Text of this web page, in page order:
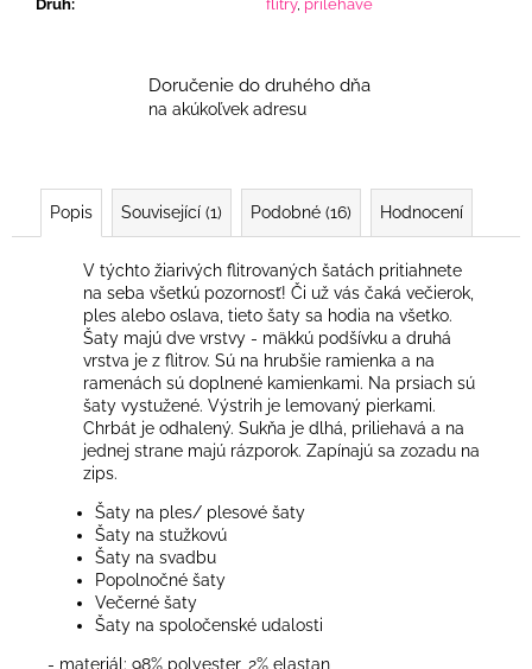
Druh: flitry, přiléhavé
Doručenie do druhého dňa
na akúkoľvek adresu
Popis Související (1) Podobné (16) Hodnocení
V týchto žiarivých flitrovaných šatách pritiahnete
na seba všetkú pozornosť! Či už vás čaká večierok,
ples alebo oslava, tieto šaty sa hodia na všetko.
Šaty majú dve vrstvy - mäkkú podšívku a druhá
vrstva je z flitrov. Sú na hrubšie ramienka a na
ramenách sú doplnené kamienkami. Na prsiach sú
šaty vystužené. Výstrih je lemovaný pierkami.
Chrbát je odhalený. Sukňa je dlhá, priliehavá a na
jednej strane majú rázporok. Zapínajú sa zozadu na
zips.
Šaty na ples/ plesové šaty
Šaty na stužkovú
Šaty na svadbu
Popolnočné šaty
Večerné šaty
Šaty na spoločenské udalosti
- materiál: 98% polyester, 2% elastan